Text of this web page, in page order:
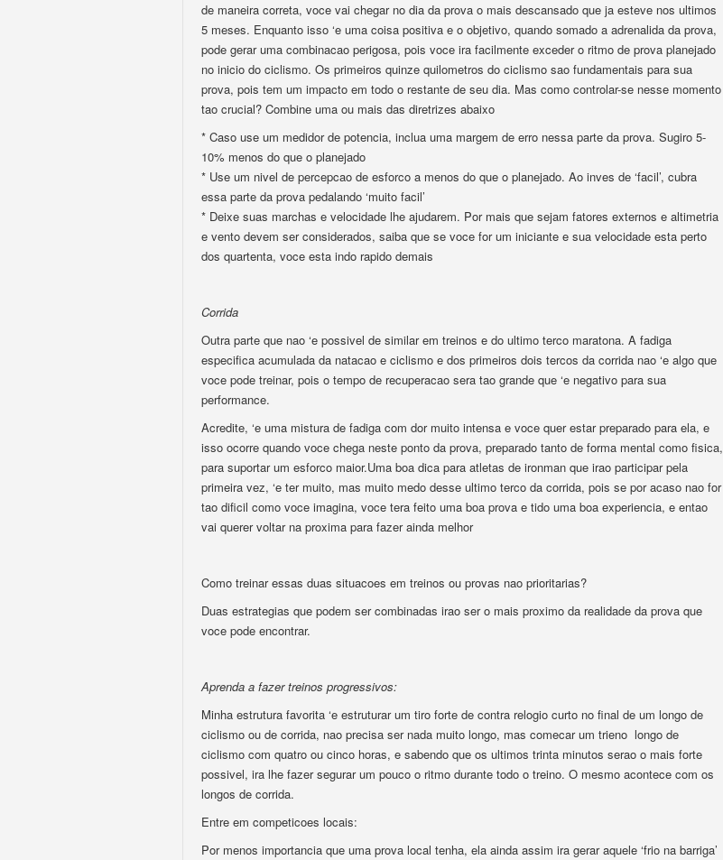
de maneira correta, voce vai chegar no dia da prova o mais descansado que ja esteve nos ultimos
5 meses. Enquanto isso ‘e uma coisa positiva e o objetivo, quando somado a adrenalida da prova,
pode gerar uma combinacao perigosa, pois voce ira facilmente exceder o ritmo de prova planejado
no inicio do ciclismo. Os primeiros quinze quilometros do ciclismo sao fundamentais para sua
prova, pois tem um impacto em todo o restante de seu dia. Mas como controlar-se nesse momento
tao crucial? Combine uma ou mais das diretrizes abaixo
* Caso use um medidor de potencia, inclua uma margem de erro nessa parte da prova. Sugiro 5-
10% menos do que o planejado
* Use um nivel de percepcao de esforco a menos do que o planejado. Ao inves de ‘facil’, cubra
essa parte da prova pedalando ‘muito facil’
* Deixe suas marchas e velocidade lhe ajudarem. Por mais que sejam fatores externos e altimetria
e vento devem ser considerados, saiba que se voce for um iniciante e sua velocidade esta perto
dos quartenta, voce esta indo rapido demais
Corrida
Outra parte que nao ‘e possivel de similar em treinos e do ultimo terco maratona. A fadiga
especifica acumulada da natacao e ciclismo e dos primeiros dois tercos da corrida nao ‘e algo que
voce pode treinar, pois o tempo de recuperacao sera tao grande que ‘e negativo para sua
performance.
Acredite, ‘e uma mistura de fadiga com dor muito intensa e voce quer estar preparado para ela, e
isso ocorre quando voce chega neste ponto da prova, preparado tanto de forma mental como fisica,
para suportar um esforco maior.Uma boa dica para atletas de ironman que irao participar pela
primeira vez, ‘e ter muito, mas muito medo desse ultimo terco da corrida, pois se por acaso nao for
tao dificil como voce imagina, voce tera feito uma boa prova e tido uma boa experiencia, e entao
vai querer voltar na proxima para fazer ainda melhor
Como treinar essas duas situacoes em treinos ou provas nao prioritarias?
Duas estrategias que podem ser combinadas irao ser o mais proximo da realidade da prova que
voce pode encontrar.
Aprenda a fazer treinos progressivos:
Minha estrutura favorita ‘e estruturar um tiro forte de contra relogio curto no final de um longo de
ciclismo ou de corrida, nao precisa ser nada muito longo, mas comecar um trieno longo de
ciclismo com quatro ou cinco horas, e sabendo que os ultimos trinta minutos serao o mais forte
possivel, ira lhe fazer segurar um pouco o ritmo durante todo o treino. O mesmo acontece com os
longos de corrida.
Entre em competicoes locais:
Por menos importancia que uma prova local tenha, ela ainda assim ira gerar aquele ‘frio na barriga’